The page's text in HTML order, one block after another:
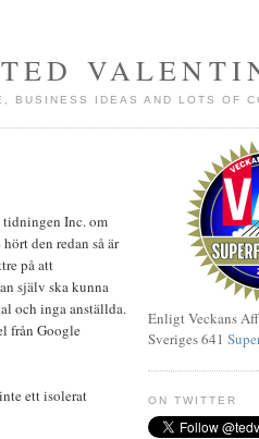
TED
BUSINESS IDEAS AND LOTS OF
Inc. om
den redan så är
på att
själv ska kunna
och inga anställda.
från Google
ett isolerat
Enligt Veckans
Sveriges 641
ON TWITTER